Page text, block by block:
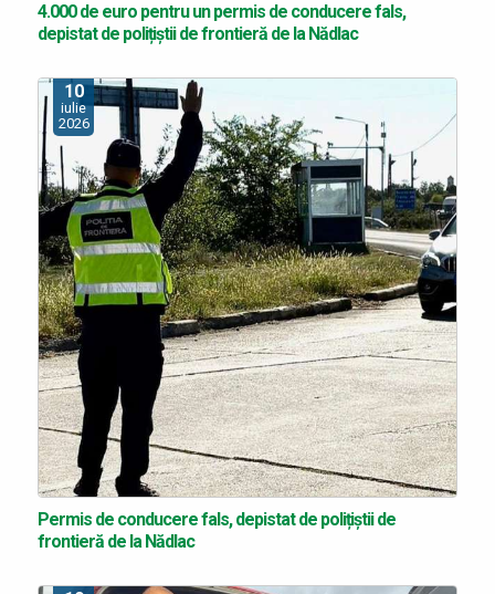
4.000 de euro pentru un permis de conducere fals,
depistat de polițiștii de frontieră de la Nădlac
10
iulie
2026
Permis de conducere fals, depistat de polițiștii de
frontieră de la Nădlac